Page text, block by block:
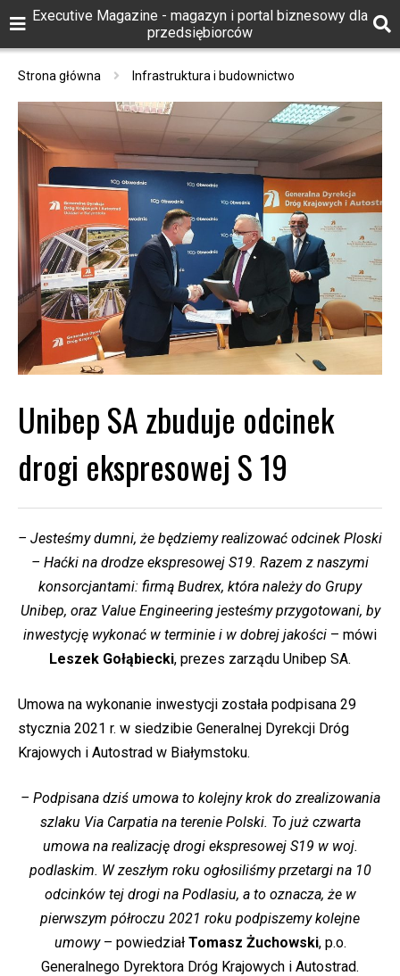
Executive Magazine - magazyn i portal biznesowy dla
przedsiębiorców
Strona główna Infrastruktura i budownictwo
Unibep SA zbuduje odcinek
drogi ekspresowej S 19
– Jesteśmy dumni, że będziemy realizować odcinek Ploski
– Haćki na drodze ekspresowej S19. Razem z naszymi
konsorcjantami: firmą Budrex, która należy do Grupy
Unibep, oraz Value Engineering jesteśmy przygotowani, by
inwestycję wykonać w terminie i w dobrej jakości – mówi
Leszek Gołąbiecki, prezes zarządu Unibep SA.
Umowa na wykonanie inwestycji została podpisana 29
stycznia 2021 r. w siedzibie Generalnej Dyrekcji Dróg
Krajowych i Autostrad w Białymstoku.
– Podpisana dziś umowa to kolejny krok do zrealizowania
szlaku Via Carpatia na terenie Polski. To już czwarta
umowa na realizację drogi ekspresowej S19 w woj.
podlaskim. W zeszłym roku ogłosiliśmy przetargi na 10
odcinków tej drogi na Podlasiu, a to oznacza, że w
pierwszym półroczu 2021 roku podpiszemy kolejne
umowy– powiedział Tomasz Żuchowski, p.o.
Generalnego Dyrektora Dróg Krajowych i Autostrad.